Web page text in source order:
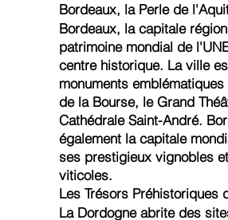
Bordeaux, la Perle de
Bordeaux, la capitale
patrimoine mondial de
centre historique. La ville
monuments
de la Bourse, le Grand
Cathédrale Saint-André.
également la capitale
ses prestigieux vignobles
viticoles.
Les Trésors Préhistoriques
La Dordogne abrite des